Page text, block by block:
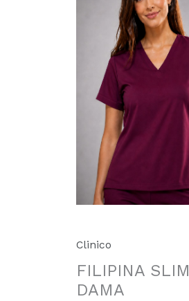
Clinico
FILIPINA SLIM
DAMA